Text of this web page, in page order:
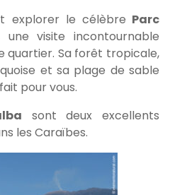
explorer le célèbre Parc
une visite incontournable
quartier. Sa forêt tropicale,
et sa plage de sable
pour vous.
sont deux excellents
les Caraïbes.